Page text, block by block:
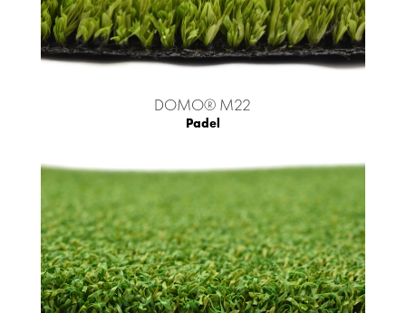
DOMO® M22
Padel